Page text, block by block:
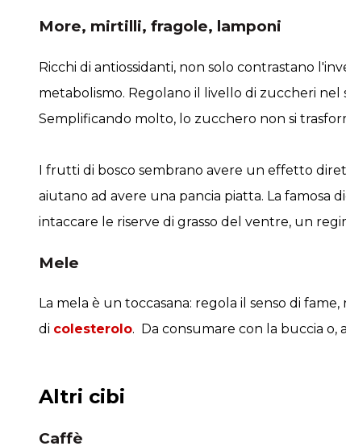
More, mirtilli, fragole, lamponi
Ricchi di antiossidanti, non solo contrastano
metabolismo. Regolano il livello di zuccheri nel
Semplificando molto, lo zucchero non si
I frutti di bosco sembrano avere un effetto
aiutano ad avere una pancia piatta. La famosa
intaccare le riserve di grasso del ventre, un
Mele
La mela è un toccasana: regola il senso di
di colesterolo. Da consumare con la buccia o,
Altri cibi
Caffè